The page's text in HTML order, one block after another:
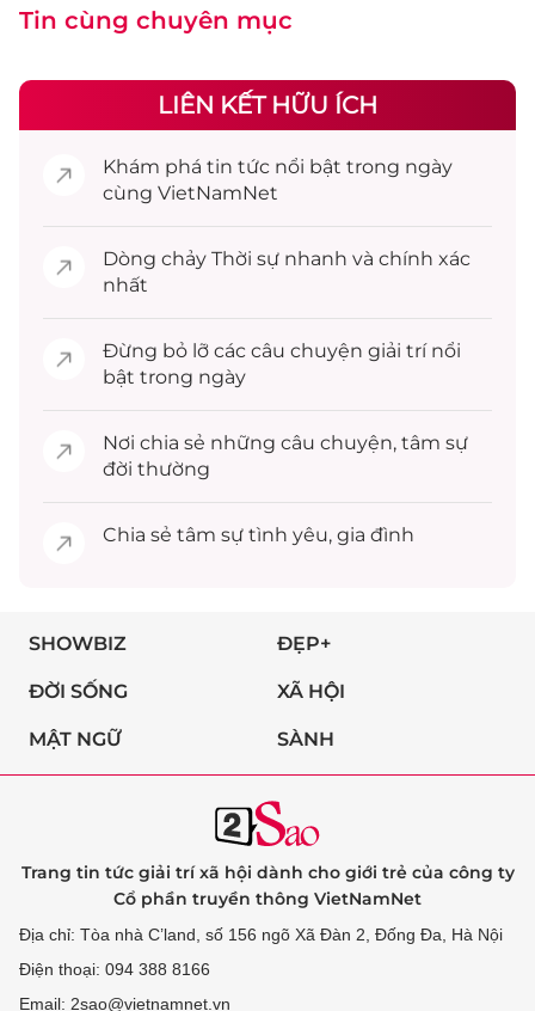
Tin cùng chuyên mục
LIÊN KẾT HỮU ÍCH
Khám phá tin tức nổi bật trong ngày
cùng VietNamNet
Dòng chảy Thời sự nhanh và chính xác
nhất
Đừng bỏ lỡ các câu chuyện giải trínổi
bật trong ngày
Nơi chia sẻ những câu chuyện, tâm sự
đời thường
Chia sẻ tâm sự tình yêu, gia đình
SHOWBIZ ĐẸP+
ĐỜI SỐNG XÃ HỘI
MẬT NGỮ SÀNH
Trang tin tức giải trí xã hội dành cho giới trẻ của công ty
Cổ phần truyền thông VietNamNet
Địa chỉ: Tòa nhà C’land, số 156 ngõ Xã Đàn 2, Đống Đa, Hà Nội
Điện thoại: 094 388 8166
Email: 2sao@vietnamnet.vn